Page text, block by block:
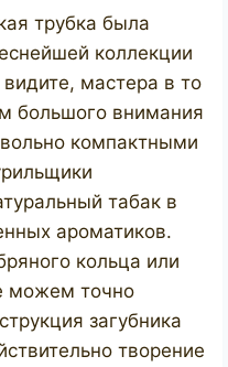
трубка была
коллекции
мастера в то
большого внимания
компактными
табак в
ароматиков.
кольца или
можем точно
загубника
творение